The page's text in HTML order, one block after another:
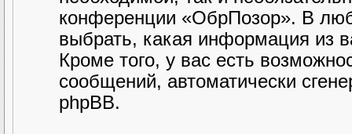
конференции «ОбрПозор». В
выбрать, какая информация из
Кроме того, у вас есть
сообщений, автоматически
phpBB.